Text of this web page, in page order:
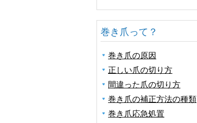
巻き爪って？
巻き爪の原因
正しい爪の切り方
間違った爪の切り方
巻き爪の補正方法の種類
巻き爪応急処置